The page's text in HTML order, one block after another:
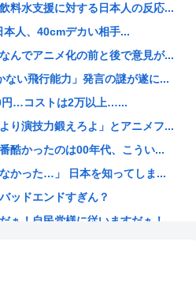
本人、ガチで増える。197c...
脳腫瘍手術→“腫瘍の無い部...
巻（600円）、流石にアレす...
の危険性と利点について統計を...
で復活&高速化するマジック...
れず在庫山積み「売れたこと...
関試験になる
酷かったのは00年代、こうい...
脅し性的暴行か 56歳男を逮...
料水支援に対する日本人の反応...
本人、40cmデカい相手...
んでアニメ化の前と後で意見が...
ない飛行能力」発言の謎が遂に...
円…コストは2万以上…...
り演技力鍛えろよ」とアニメフ...
酷かったのは00年代、こうい...
かった…」 日本を知ってしま...
ッドエンドすぎん？
ぁ！自民党様に従いますだぁ！...
2002年W杯で韓国が審...